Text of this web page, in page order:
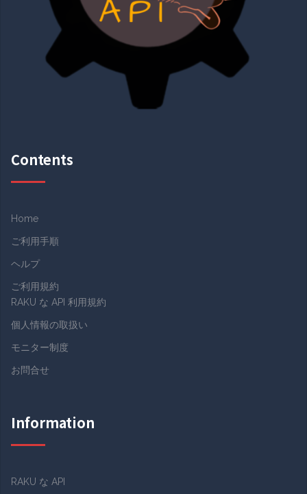
Contents
Home
ご利用手順
ヘルプ
ご利用規約
RAKU な API 利用規約
個人情報の取扱い
モニター制度
お問合せ
Information
RAKU な API